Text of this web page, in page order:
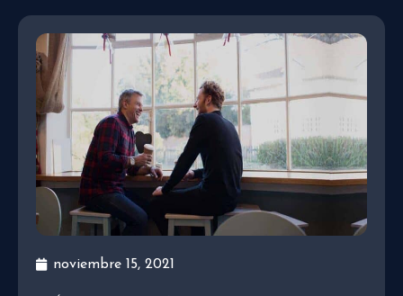
noviembre 15, 2021